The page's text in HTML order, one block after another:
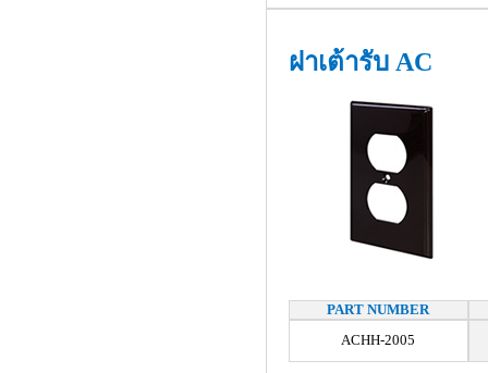
ฝาเต้ารับ AC
PART NUMBER
ACHH-2005